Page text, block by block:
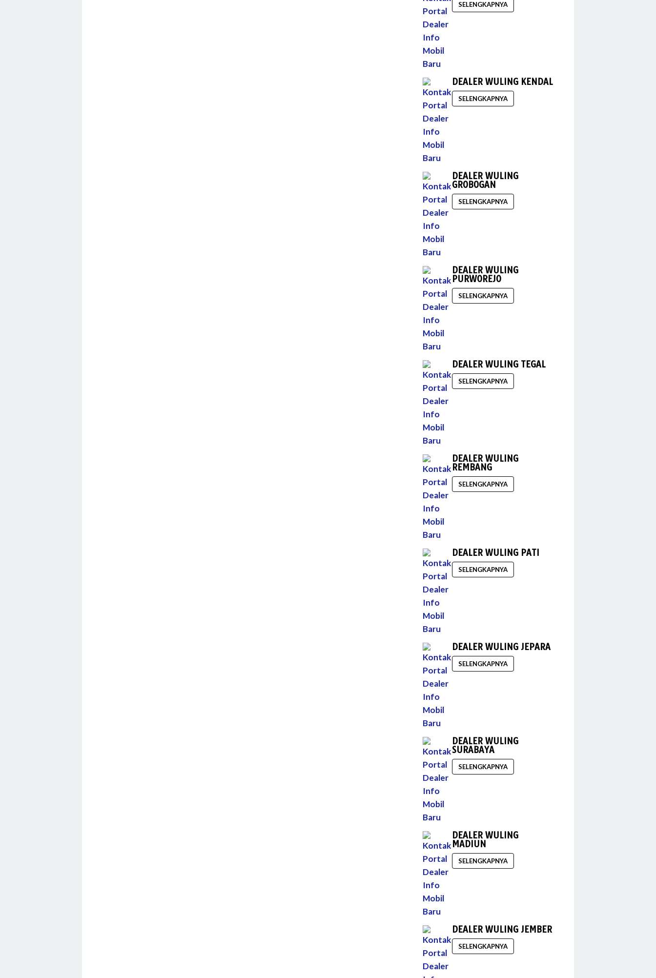
SELENGKAPNYA
DEALER WULING KENDAL
SELENGKAPNYA
DEALER WULING
GROBOGAN
SELENGKAPNYA
DEALER WULING
PURWOREJO
SELENGKAPNYA
DEALER WULING TEGAL
SELENGKAPNYA
DEALER WULING
REMBANG
SELENGKAPNYA
DEALER WULING PATI
SELENGKAPNYA
DEALER WULING JEPARA
SELENGKAPNYA
DEALER WULING
SURABAYA
SELENGKAPNYA
DEALER WULING
MADIUN
SELENGKAPNYA
DEALER WULING JEMBER
SELENGKAPNYA